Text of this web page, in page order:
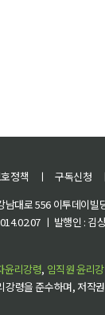
정책 ㅣ 구독신청
남대로 556 이투데이
ㅣ 발행인 : 김
윤리강령, 임직원 윤리
령을 준수하며, 저작